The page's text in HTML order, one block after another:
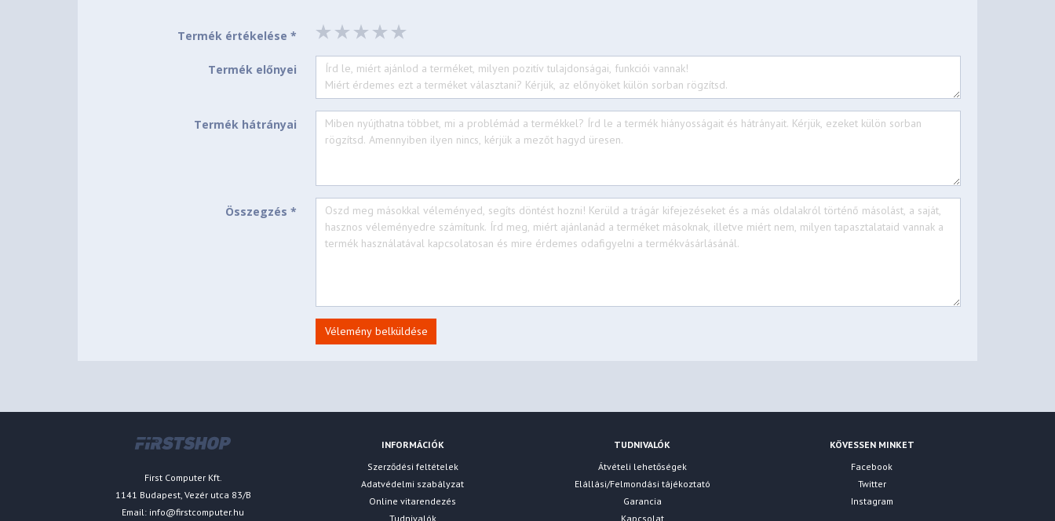
Termék értékelése *
Termék előnyei
Termék hátrányai
Összegzés *
Vélemény belküldése
First Computer Kft.
1141 Budapest, Vezér utca 83/B
Email: info@firstcomputer.hu
INFORMÁCIÓK
Szerződési feltételek
Adatvédelmi szabályzat
Online vitarendezés
Tudnivalók
TUDNIVALÓK
Átvételi lehetőségek
Elállási/Felmondási tájékoztató
Garancia
Kapcsolat
KÖVESSEN MINKET
Facebook
Twitter
Instagram